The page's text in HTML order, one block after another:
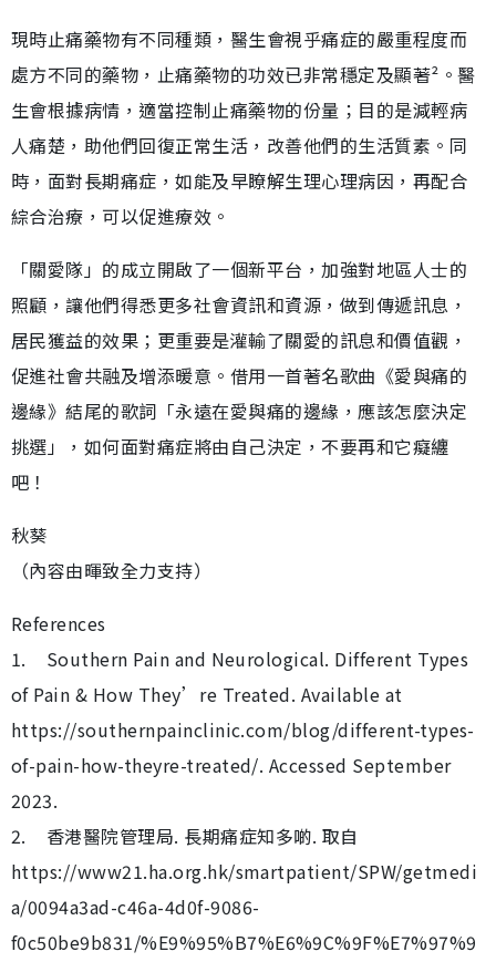
現時止痛藥物有不同種類，醫生會視乎痛症的嚴重程度而
處方不同的藥物，止痛藥物的功效已非常穩定及顯著²。醫
生會根據病情，適當控制止痛藥物的份量；目的是減輕病
人痛楚，助他們回復正常生活，改善他們的生活質素。同
時，面對長期痛症，如能及早瞭解生理心理病因，再配合
綜合治療，可以促進療效。
「關愛隊」的成立開啟了一個新平台，加強對地區人士的
照顧，讓他們得悉更多社會資訊和資源，做到傳遞訊息，
居民獲益的效果；更重要是灌輸了關愛的訊息和價值觀，
促進社會共融及增添暖意。借用一首著名歌曲《愛與痛的
邊緣》結尾的歌詞「永遠在愛與痛的邊緣，應該怎麼決定
挑選」，如何面對痛症將由自己決定，不要再和它癡纏
吧！
秋葵
（內容由暉致全力支持）
References
1. Southern Pain and Neurological. Different Types
of Pain & How They’re Treated. Available at
https://southernpainclinic.com/blog/different-types-
of-pain-how-theyre-treated/. Accessed September
2023.
2. 香港醫院管理局. 長期痛症知多啲. 取自
https://www21.ha.org.hk/smartpatient/SPW/getmedi
a/0094a3ad-c46a-4d0f-9086-
f0c50be9b831/%E9%95%B7%E6%9C%9F%E7%97%9